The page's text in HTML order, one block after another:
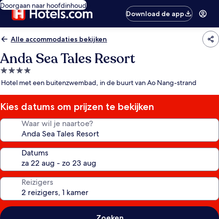
Doorgaan naar hoofdinhoud
Download de app
Alle accommodaties bekijken
Anda Sea Tales Resort
4.0-
sterrenaccommodatie
Hotel met een buitenzwembad, in de buurt van Ao Nang-strand
Kies datums om prijzen te bekijken
Waar wil je naartoe?
Datums
Reizigers